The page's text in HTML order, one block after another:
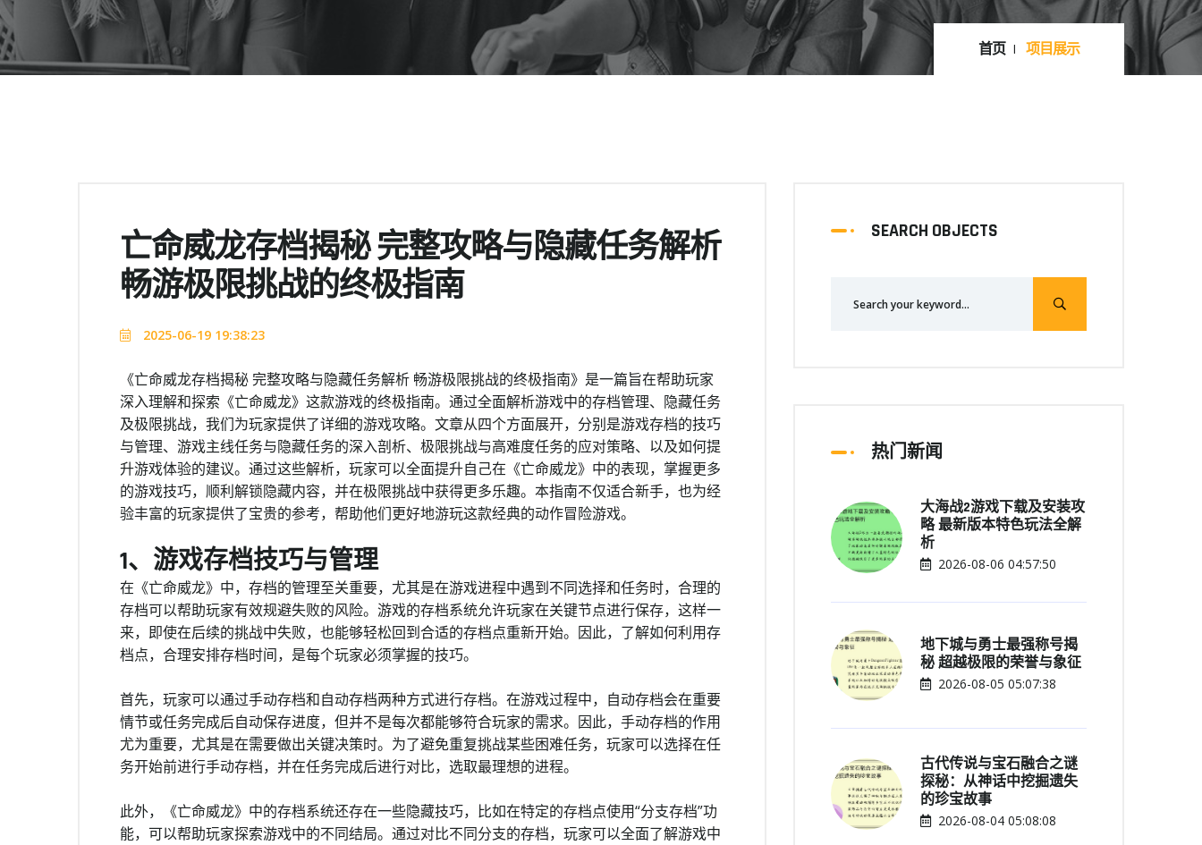
首页 项目展示
亡命威龙存档揭秘 完整攻略与隐藏任务解析
畅游极限挑战的终极指南
2025-06-19 19:38:23
《亡命威龙存档揭秘 完整攻略与隐藏任务解析 畅游极限挑战的终极指南》是一篇旨在帮助玩家
深入理解和探索《亡命威龙》这款游戏的终极指南。通过全面解析游戏中的存档管理、隐藏任务
及极限挑战，我们为玩家提供了详细的游戏攻略。文章从四个方面展开，分别是游戏存档的技巧
与管理、游戏主线任务与隐藏任务的深入剖析、极限挑战与高难度任务的应对策略、以及如何提
升游戏体验的建议。通过这些解析，玩家可以全面提升自己在《亡命威龙》中的表现，掌握更多
的游戏技巧，顺利解锁隐藏内容，并在极限挑战中获得更多乐趣。本指南不仅适合新手，也为经
验丰富的玩家提供了宝贵的参考，帮助他们更好地游玩这款经典的动作冒险游戏。
1、游戏存档技巧与管理
在《亡命威龙》中，存档的管理至关重要，尤其是在游戏进程中遇到不同选择和任务时，合理的
存档可以帮助玩家有效规避失败的风险。游戏的存档系统允许玩家在关键节点进行保存，这样一
来，即使在后续的挑战中失败，也能够轻松回到合适的存档点重新开始。因此，了解如何利用存
档点，合理安排存档时间，是每个玩家必须掌握的技巧。
首先，玩家可以通过手动存档和自动存档两种方式进行存档。在游戏过程中，自动存档会在重要
情节或任务完成后自动保存进度，但并不是每次都能够符合玩家的需求。因此，手动存档的作用
尤为重要，尤其是在需要做出关键决策时。为了避免重复挑战某些困难任务，玩家可以选择在任
务开始前进行手动存档，并在任务完成后进行对比，选取最理想的进程。
此外，《亡命威龙》中的存档系统还存在一些隐藏技巧，比如在特定的存档点使用“分支存档”功
能，可以帮助玩家探索游戏中的不同结局。通过对比不同分支的存档，玩家可以全面了解游戏中
SEARCH OBJECTS
热门新闻
大海战2游戏下载及安装攻
略 最新版本特色玩法全解
析
2026-08-06 04:57:50
地下城与勇士最强称号揭
秘 超越极限的荣誉与象征
2026-08-05 05:07:38
古代传说与宝石融合之谜
探秘：从神话中挖掘遗失
的珍宝故事
2026-08-04 05:08:08